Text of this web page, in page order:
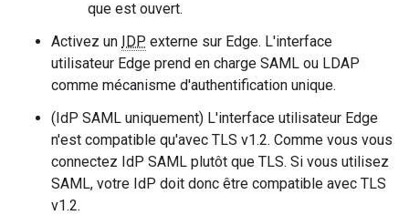
que est ouvert.
Activez un IDP externe sur Edge. L'interface
utilisateur Edge prend en charge SAML ou LDAP
comme mécanisme d'authentification unique.
(IdP SAML uniquement) L'interface utilisateur Edge
n'est compatible qu'avec TLS v1.2. Comme vous vous
connectez IdP SAML plutôt que TLS. Si vous utilisez
SAML, votre IdP doit donc être compatible avec TLS
v1.2.